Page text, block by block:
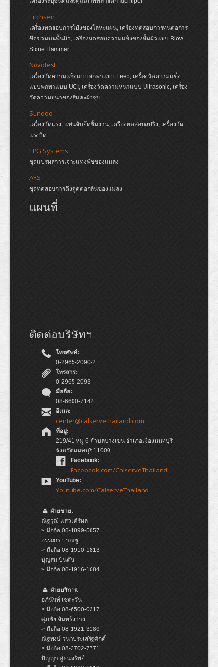
Erichsen
เครื่องทดสอบการโป่งของโลหะแผ่น, เครื่องทดสอบการทนต่อการ
ขีดข่วนบนพื้นผิว, เครื่องทดสอบความแข็งของพื้นผิวแบบ Blow
Stone Hammer
Novotest
เครื่องวัดความแข็งแบบพกพาแบบ Leeb, เครื่องวัดความแข็ง
แบบพกพาแบบ UCI, เครื่องวัดความหนาแบบ Ultrasonic, เครื่อง
วัดความหนาของสีและผิวชุบ
Sundoo
เครื่องวัดแรง, แท่นจับยึดชิ้นงาน, เครื่องทดสอบสปริง, เครื่องวัด
แรงบิด
EPG Systems
ชุดแปรผลการเจาะแทงพืชของแมลง
ARS
ชุดทดสอบการดึงดูดต่อกลิ่นของแมลง
แผนที่
ติดต่อบริษัทฯ
โทรศัพท์:
0-2965-2090-2
โทรสาร:
0-2965-2093
มือถือ:
08-6600-7142
อีเมล:
center@calservethailand.com
ที่อยู่:
219/41 หมู่ 6 ตำบลบางเขน อำเภอเมืองนนทบุรี
จังหวัดนนทบุรี 11000
Facebook:
Facebook.com/CalserveThailand
YouTube:
Youtube.com/CalserveThailand
ฝ่ายขาย:
ณัฐวุฒิ แสวงศิริผล
> มือถือ 08-1899-5857
อรรถกร ปาณชู
> มือถือ 08-1910-1813
บุญสม ปิ่นตัน
> มือถือ 08-1916-1684
ฝ่ายบริการ:
อภินันท์ เชตะวัน
> มือถือ 08-6500-0217
ศุภชัย จันทร์สว่าง
> มือถือ 08-1921-3186
ณัฐพงษ์ วนาประเสริฐศักดิ์
> มือถือ 08-3702-7771
ปัญญา อู่ธนทรัพย์